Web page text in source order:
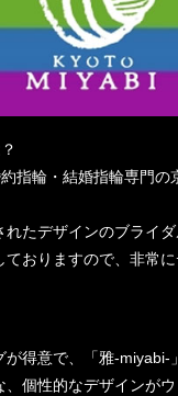
約指輪・結婚指輪専門の
たデザインのブライ
ておりますので、非常
が得意で、「雅-miyabi-
個性的なデザインがウ